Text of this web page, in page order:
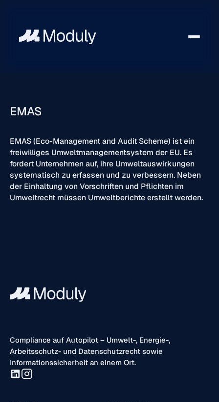
EMAS
EMAS (Eco-Management and Audit Scheme) ist ein
freiwilliges Umweltmanagementsystem der EU. Es
fordert Unternehmen auf, ihre Umweltauswirkungen
systematisch zu erfassen und zu verbessern. Neben
der Einhaltung von Vorschriften und Pflichten im
Umweltrecht müssen Umweltberichte erstellt werden.
Compliance auf Autopilot – Umwelt-, Energie-,
Arbeitsschutz- und Datenschutzrecht sowie
Informationssicherheit an einem Ort.